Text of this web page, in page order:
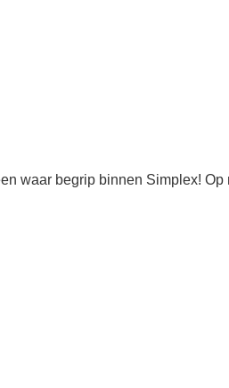
waar begrip binnen Simplex!